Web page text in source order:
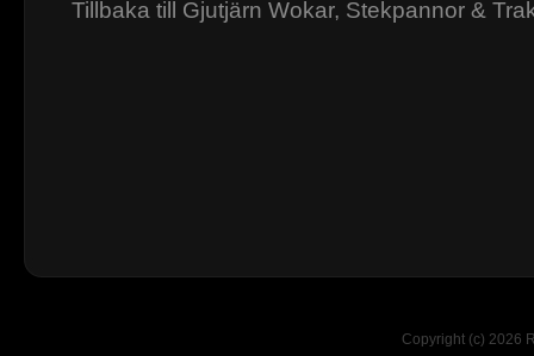
Tillbaka till Gjutjärn Wokar, Stekpannor &
Copyright (c) 2026